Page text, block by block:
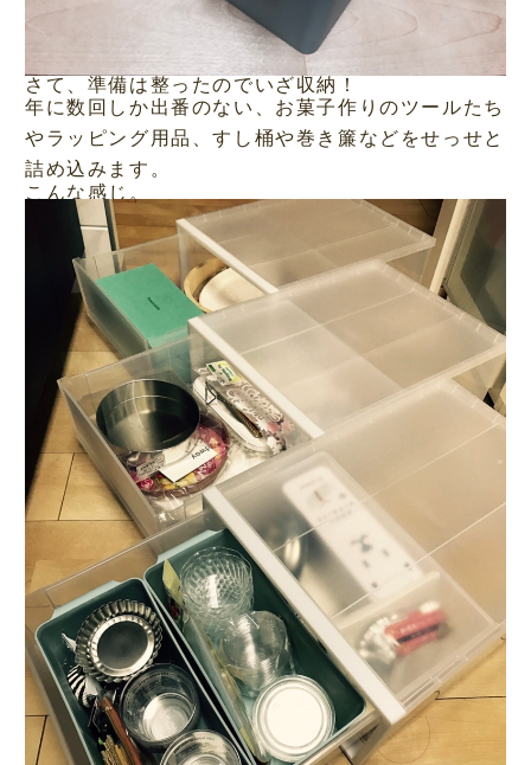
さて、準備は整ったのでいざ収納！
年に数回しか出番のない、お菓子作りのツールたち
やラッピング用品、すし桶や巻き簾などをせっせと
詰め込みます。
こんな感じ。